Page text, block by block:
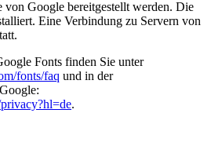
von Google bereitgestellt werden. Die
Eine Verbindung zu Servern von
Fonts finden Sie unter
fonts/faq und in der
.